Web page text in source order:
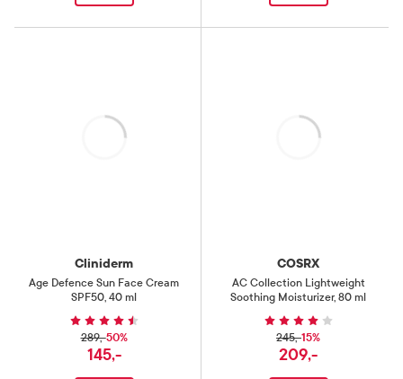
Cliniderm
Age Defence Sun Face Cream
SPF50, 40 ml
289,-50%
145,-
COSRX
AC Collection Lightweight
Soothing Moisturizer, 80 ml
245,-15%
209,-